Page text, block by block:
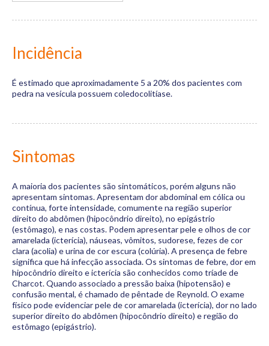
Incidência
É estimado que aproximadamente 5 a 20% dos pacientes com
pedra na vesícula possuem coledocolitíase.
Sintomas
A maioria dos pacientes são sintomáticos, porém alguns não
apresentam sintomas. Apresentam dor abdominal em cólica ou
contínua, forte intensidade, comumente na região superior
direito do abdômen (hipocôndrio direito), no epigástrio
(estômago), e nas costas. Podem apresentar pele e olhos de cor
amarelada (icterícia), náuseas, vômitos, sudorese, fezes de cor
clara (acolia) e urina de cor escura (colúria). A presença de febre
significa que há infecção associada. Os sintomas de febre, dor em
hipocôndrio direito e icterícia são conhecidos como tríade de
Charcot. Quando associado a pressão baixa (hipotensão) e
confusão mental, é chamado de pêntade de Reynold. O exame
físico pode evidenciar pele de cor amarelada (icterícia), dor no lado
superior direito do abdômen (hipocôndrio direito) e região do
estômago (epigástrio).